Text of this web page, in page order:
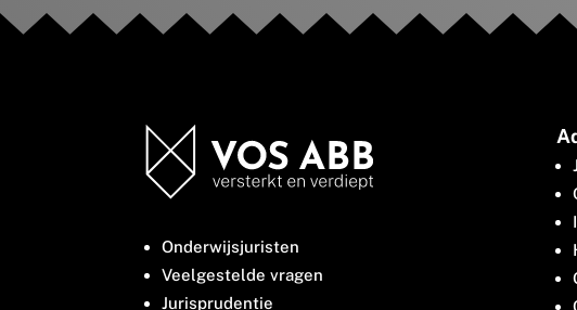
Onderwijsjuristen
Veelgestelde vragen
Jurisprudentie